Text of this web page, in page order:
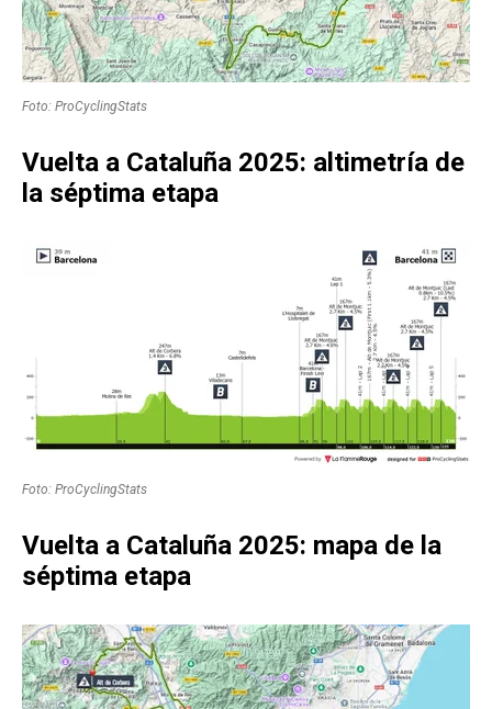
Foto: ProCyclingStats
Vuelta a Cataluña 2025: altimetría de
la séptima etapa
Foto: ProCyclingStats
Vuelta a Cataluña 2025: mapa de la
séptima etapa